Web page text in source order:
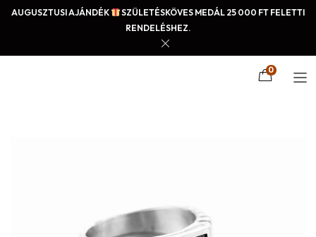
AUGUSZTUSI AJÁNDÉK
SZÜLETÉSKÖVES MEDÁL 25 000 FT FELETTI
RENDELÉSHEZ.
0